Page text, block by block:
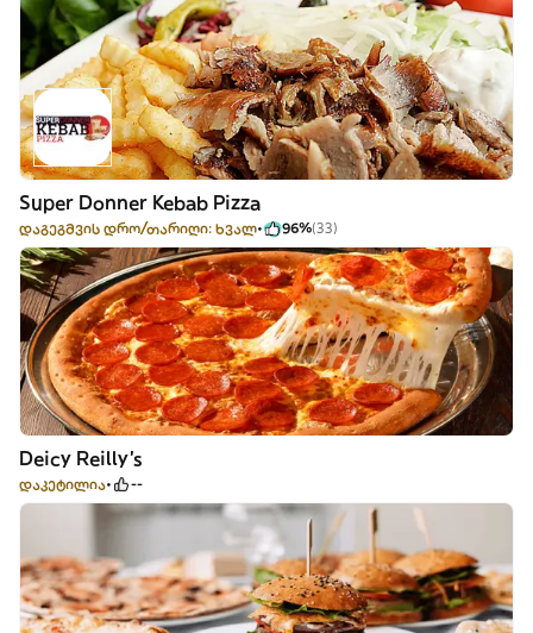
Super Donner Kebab Pizza
დაგეგმვის დრო/თარიღი: ხვალ 96%(33)
Deicy Reilly's
დაკეტილია --